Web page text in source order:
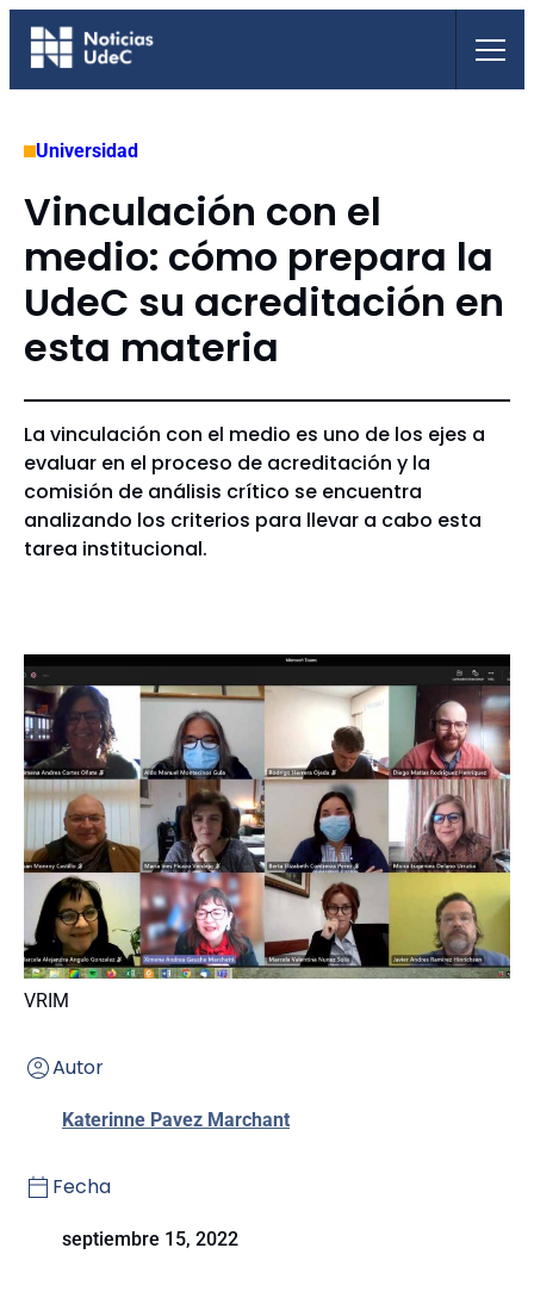
Saltar
Universidad
Vinculación con el
medio: cómo prepara la
UdeC su acreditación en
esta materia
La vinculación con el medio es uno de los ejes a
evaluar en el proceso de acreditación y la
comisión de análisis crítico se encuentra
analizando los criterios para llevar a cabo esta
tarea institucional.
VRIM
Autor
Katerinne Pavez Marchant
Fecha
septiembre 15, 2022